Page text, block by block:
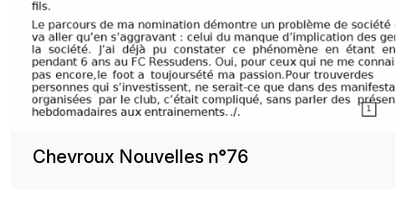
Chevroux Nouvelles n°76